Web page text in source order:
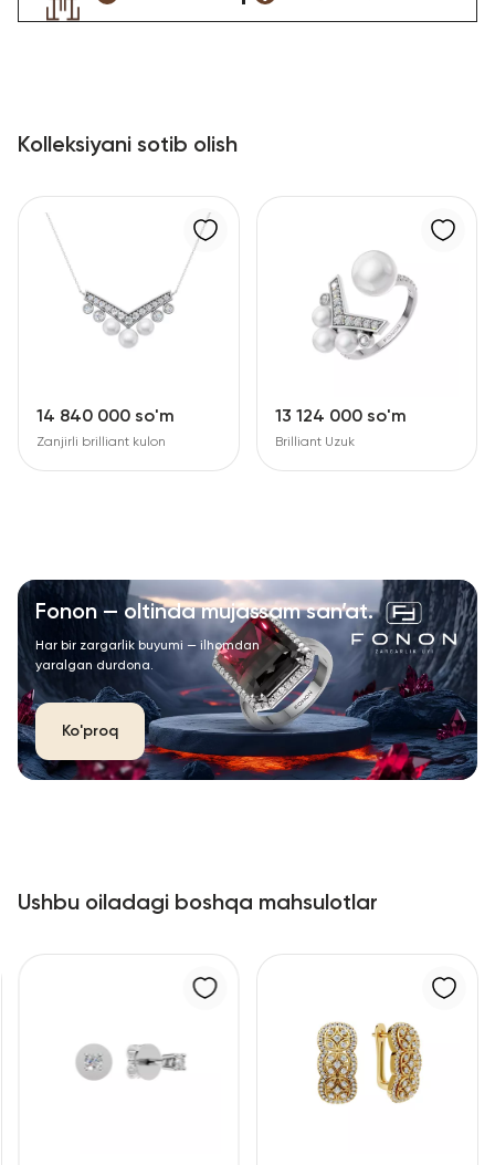
Kolleksiyani sotib olish
14 840 000 so'm
Zanjirli brilliant kulon
13 124 000 so'm
Brilliant Uzuk
Fonon — oltinda mujassam san’at.
Har bir zargarlik buyumi — ilhomdan
yaralgan durdona.
Ko'proq
Ushbu oiladagi boshqa mahsulotlar